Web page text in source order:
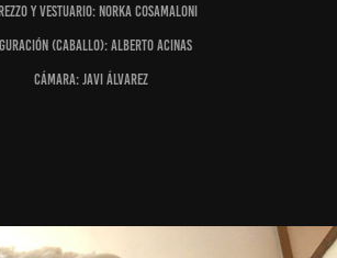
y vestuario: Norka Cosamaloni
(caballo): Alberto Acinas
Cámara: Javi Álvarez